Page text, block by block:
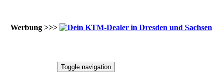
Werbung >>>
Toggle navigation